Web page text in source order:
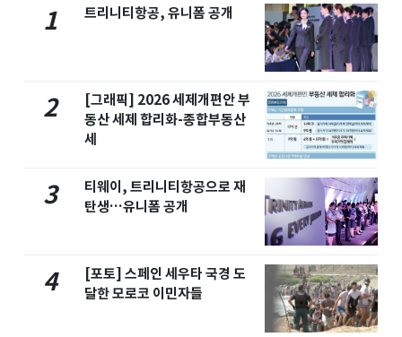
1 트리니티항공, 유니폼 공개
2
[그래픽] 2026 세제개편안 부
동산 세제 합리화-종합부동산
세
3
티웨이, 트리니티항공으로 재
탄생…유니폼 공개
4
[포토] 스페인 세우타 국경 도
달한 모로코 이민자들